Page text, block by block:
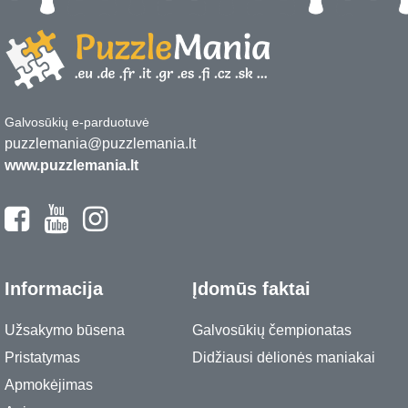
Galvosūkių e-parduotuvė
puzzlemania@puzzlemania.lt
www.puzzlemania.lt
Informacija
Užsakymo būsena
Pristatymas
Apmokėjimas
Įdomūs faktai
Galvosūkių čempionatas
Didžiausi dėlionės maniakai